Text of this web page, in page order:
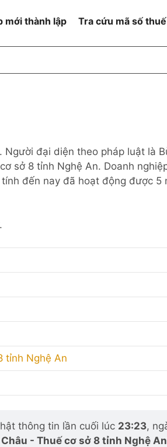
hoạt động tại địa chỉ đã
đăng ký
mới thành lập Tra cứu mã số
. Người đại diện theo pháp luật là
sở 8 tỉnh Nghệ An. Doanh
đến nay đã hoạt động được 5
tỉnh Nghệ An
thông tin lần cuối lúc 23:23,
Châu - Thuế cơ sở 8 tỉnh Nghệ An